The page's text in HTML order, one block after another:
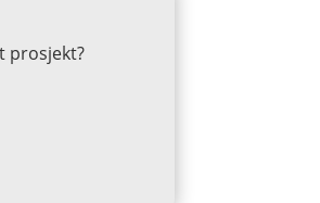
prosjekt?